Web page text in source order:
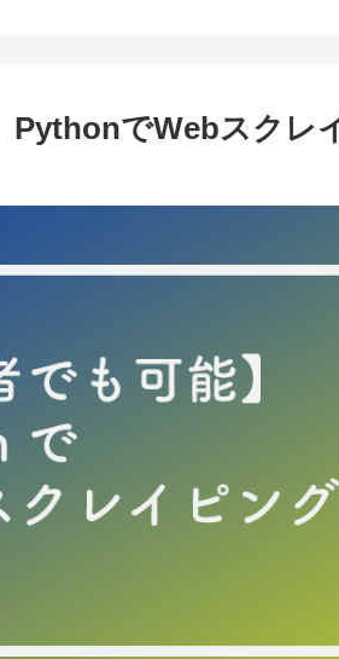
PythonでWebスクレ